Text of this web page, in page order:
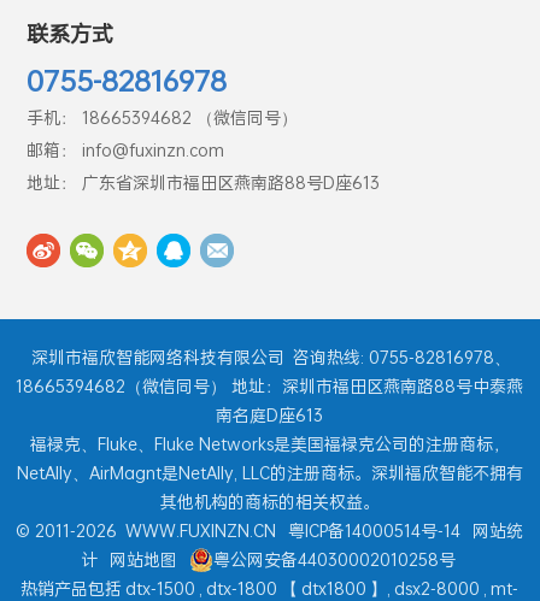
联系方式
0755-82816978
手机： 18665394682 （微信同号）
邮箱： info@fuxinzn.com
地址： 广东省深圳市福田区燕南路88号D座613
深圳市福欣智能网络科技有限公司 咨询热线: 0755-82816978、
18665394682（微信同号） 地址：深圳市福田区燕南路88号中泰燕
南名庭D座613
福禄克、Fluke、Fluke Networks是美国福禄克公司的注册商标，
NetAlly、AirMagnt是NetAlly, LLC的注册商标。深圳福欣智能不拥有
其他机构的商标的相关权益。
© 2011-2026 WWW.FUXINZN.CN 粤ICP备14000514号-14 网站统
计 网站地图
粤公网安备44030002010258号
热销产品包括 dtx-1500 dtx-1800 【 dtx1800 】, dsx2-8000 mt-